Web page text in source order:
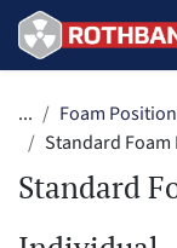
Ir al contenido
...
Foam
Standard
Standard